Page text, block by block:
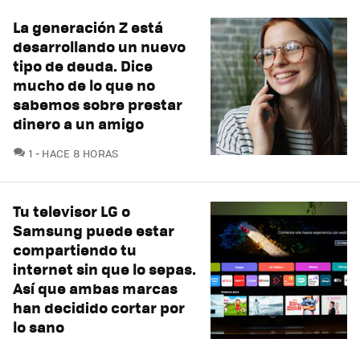
La generación Z está
desarrollando un nuevo
tipo de deuda. Dice
mucho de lo que no
sabemos sobre prestar
dinero a un amigo
1 COMENTARIOS
HACE 8 HORAS
Tu televisor LG o
Samsung puede estar
compartiendo tu
internet sin que lo sepas.
Así que ambas marcas
han decidido cortar por
lo sano